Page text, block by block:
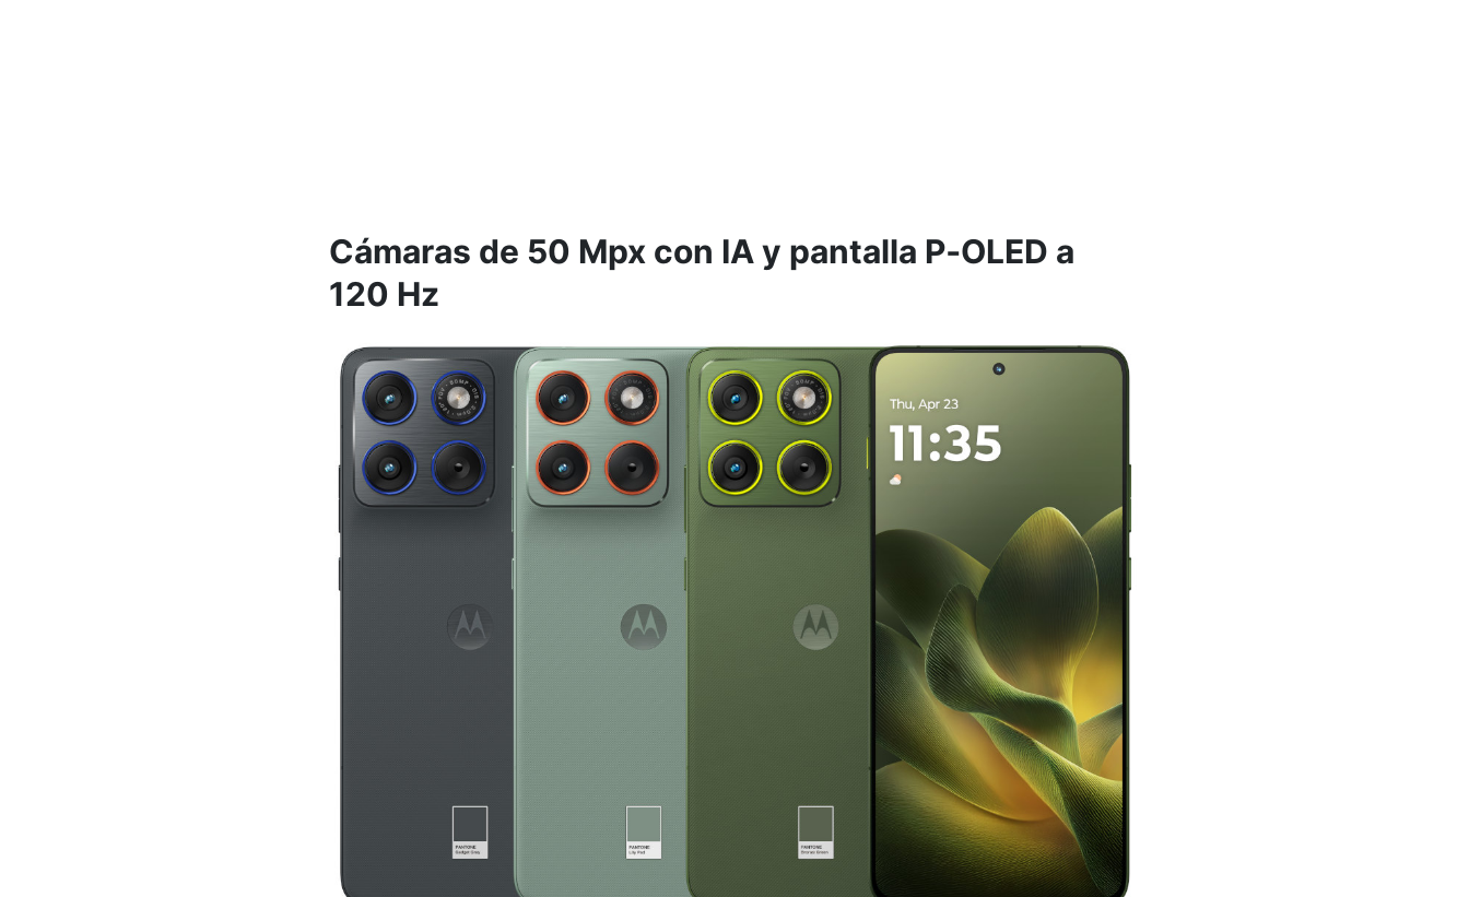
Cámaras de 50 Mpx con IA y pantalla P‑OLED a
120 Hz